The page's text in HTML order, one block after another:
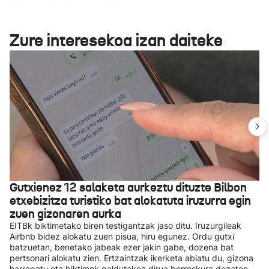
Zure interesekoa izan daiteke
Gutxienez 12 salaketa aurkeztu dituzte Bilbon
etxebizitza turistiko bat alokatuta iruzurra egin
zuen gizonaren aurka
EITBk biktimetako biren testigantzak jaso ditu. Iruzurgileak
Airbnb bidez alokatu zuen pisua, hiru egunez. Ordu gutxi
batzuetan, benetako jabeak ezer jakin gabe, dozena bat
pertsonari alokatu zien. Ertzaintzak ikerketa abiatu du, gizona